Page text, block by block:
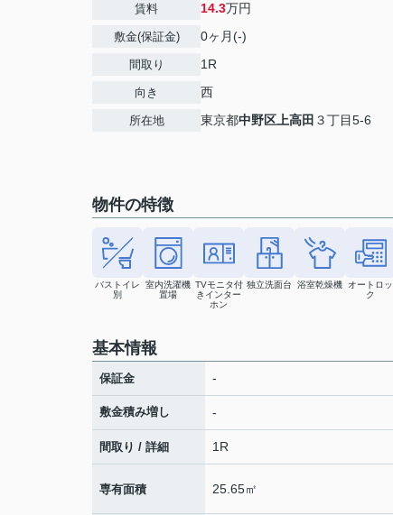
賃料 14.3万円
敷金(保証金) 0ヶ月(-)
間取り 1R
向き 西
所在地 東京都中野区 上高田 ３丁目5-6
物件の特徴
バストイレ
別
室内洗濯機
置場
TVモニタ付
きインター
ホン
独立洗面台 浴室乾燥機
オートロッ
ク
基本情報
保証金 -
敷金積み増し -
間取り / 詳細 1R
専有面積 25.65㎡